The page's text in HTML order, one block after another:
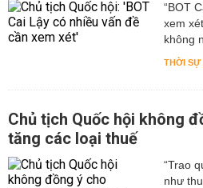
“BOT
xem
không
THỜI SỰ
Chủ tịch Quốc hội không
tăng các loại thuế
“Trao
như